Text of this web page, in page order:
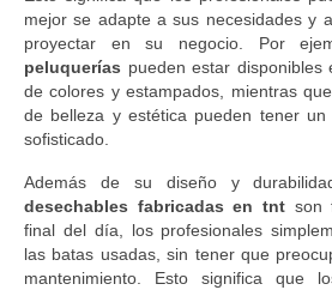
mejor se adapte a sus necesidades y
proyectar en su negocio. Por
peluquerías pueden estar disponibles
de colores y estampados, mientras
de belleza y estética pueden tener
sofisticado.
Además de su diseño y
desechables fabricadas en tntson
final del día, los profesionales
las batas usadas, sin tener que
mantenimiento. Esto significa que